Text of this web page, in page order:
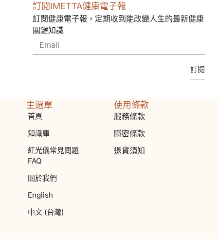
訂閱IMETTA健康電子報
訂閱健康電子報，定期收到能改變人生的最新健康
關鍵知識
訂閱
主選單
首頁
知識庫
紅光儀常見問題
FAQ
關於我們
English
中文 (台灣)
使用條款
服務條款
隱密條款
退貨須知